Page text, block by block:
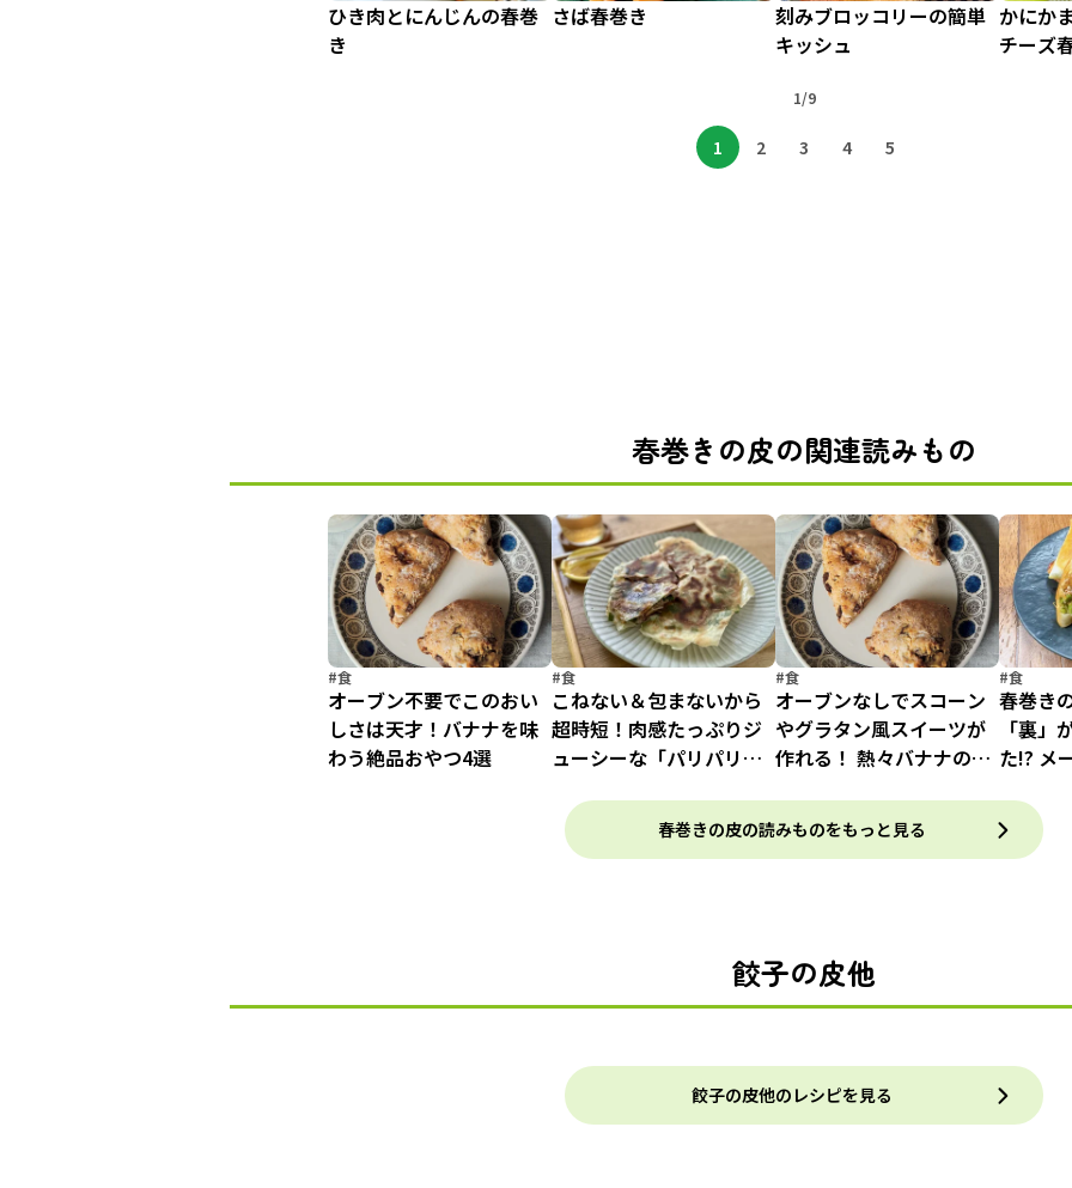
ひき肉とにんじんの春巻
き
さば春巻き
刻みブロッコリーの簡単
キッシュ
かにか
チーズ
1/9
1 2 3 4 5
春巻きの皮の関連読みもの
#食
オーブン不要でこのおい
しさは天才！バナナを味
わう絶品おやつ4選
#食
こねない＆包まないから
超時短！肉感たっぷりジ
ューシーな「パリパリ餃
#食
オーブンなしでスコーン
やグラタン風スイーツが
作れる！ 熱々バナナの絶
#食
春巻き
「裏」
た!? メ
【中の
春巻きの皮の読みものをもっと見る
餃子の皮他
餃子の皮他のレシピを見る